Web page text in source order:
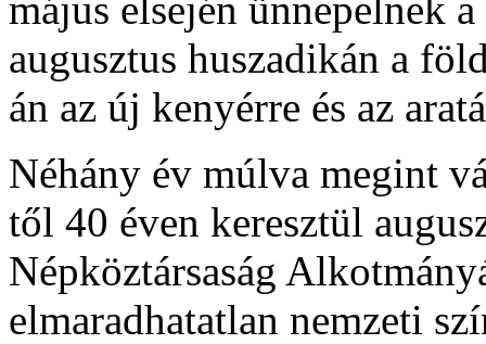
augusztus huszadikán a
án az új kenyérre és az
Néhány év múlva megint
től 40 éven keresztül
Népköztársaság
elmaradhatatlan nemzeti